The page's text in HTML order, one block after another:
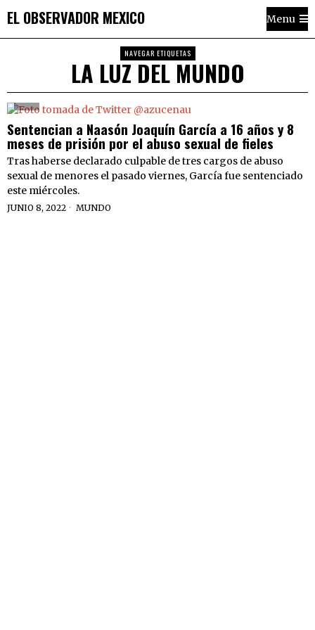
EL OBSERVADOR MEXICO Menu
NAVEGAR ETIQUETAS
LA LUZ DEL MUNDO
Sentencian a Naasón Joaquín García a 16 años y 8
meses de prisión por el abuso sexual de fieles
Tras haberse declarado culpable de tres cargos de abuso
sexual de menores el pasado viernes, García fue sentenciado
este miércoles.
JUNIO 8, 2022 MUNDO